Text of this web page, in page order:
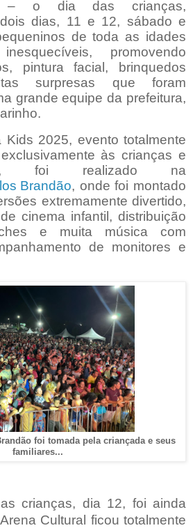
– o dia das crianças,
dias, 11 e 12, sábado e
de toda as idades
promovendo
pintura facial, brinquedos
surpresas que foram
grande equipe da prefeitura,
Kids 2025, evento totalmente
às crianças e
foi realizado na
Brandão, onde foi montado
extremamente divertido,
cinema infantil, distribuição
e muita música com
de monitores e
foi tomada pela criançada e seus
familiares...
crianças, dia 12, foi ainda
Cultural ficou totalmente